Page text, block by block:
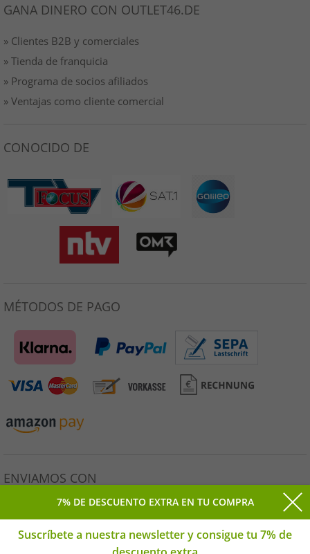
GANA DINERO CON OUTLET46.DE
» Clientes B2B y comerciales
» Tienda de franquicia
» Programa de socios afiliados
» Ventajas como cliente comercial
CONOCIDO DE
MÉTODOS DE PAGO
ENVIAMOS CON
7% DE DESCUENTO EXTRA EN TU COMPRA
Suscríbete a nuestra newsletter y consigue tu 7% de